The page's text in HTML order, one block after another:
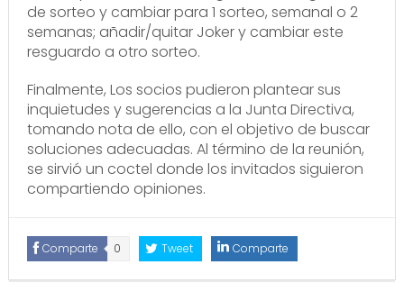
de sorteo y cambiar para 1 sorteo, semanal o 2
semanas; añadir/quitar Joker y cambiar este
resguardo a otro sorteo.
Finalmente, Los socios pudieron plantear sus
inquietudes y sugerencias a la Junta Directiva,
tomando nota de ello, con el objetivo de buscar
soluciones adecuadas. Al término de la reunión,
se sirvió un coctel donde los invitados siguieron
compartiendo opiniones.
Comparte 0 Tweet Comparte